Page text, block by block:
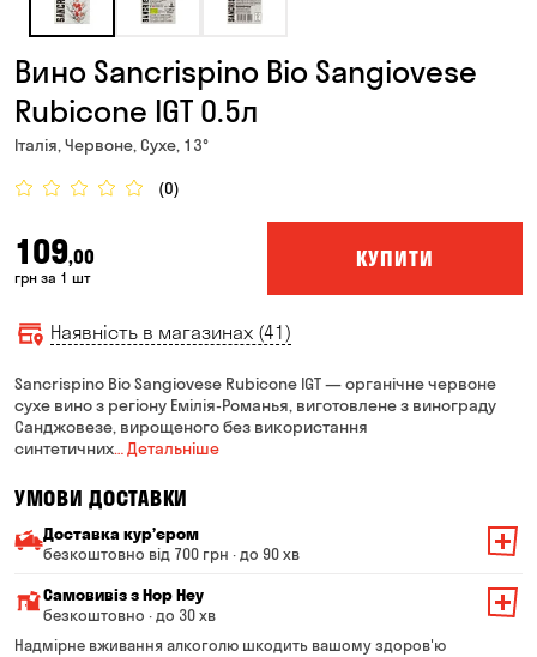
Вино Sancrispino Bio Sangiovese
Rubicone IGT 0.5л
Італія, Червоне, Сухе, 13°
(0)
109,00
грн за 1 шт
КУПИТИ
Наявність в магазинах (41)
Sancrispino Bio Sangiovese Rubicone IGT — органічне червоне
сухе вино з регіону Емілія-Романья, виготовлене з винограду
Санджовезе, вирощеного без використання
синтетичних… Детальніше
УМОВИ ДОСТАВКИ
Доставка курʼєром
безкоштовно від 700 грн · до 90 хв
Мінімальна сума всього замовлення — 200 грн
Вартість доставки залежить від суми всього замовлення:
Від 200 до 299 грн
Самовивіз з Hop Hey
безкоштовно · до 30 хв
Мінімальна сума всього замовлення — 250 грн
Надмірне вживання алкоголю шкодить вашому здоров'ю